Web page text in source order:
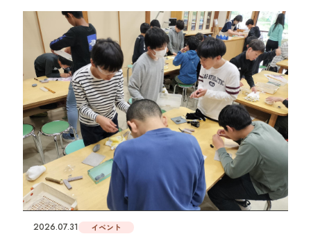
2026.07.31 イベント